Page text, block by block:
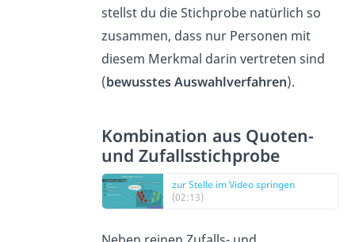
stellst du die Stichprobe natürlich so
zusammen, dass nur Personen mit
diesem Merkmal darin vertreten sind
(bewusstes Auswahlverfahren).
Kombination aus Quoten-
und Zufallsstichprobe
zur Stelle im Video springen
(02:13)